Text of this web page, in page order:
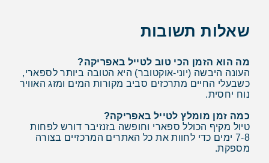
שאלות תשובות
מה הוא הזמן הכי טוב לטייל באפריקה?
העונה היבשה (יוני-אוקטובר) היא הטובה ביותר לספארי,
כשבעלי החיים מתרכזים סביב מקורות המים ומזג האוויר
נוח יחסית.
כמה זמן מומלץ לטייל באפריקה?
טיול מקיף הכולל ספארי וחופשה בזנזיבר דורש לפחות
7-8 ימים כדי לחוות את כל האתרים המרכזיים בצורה
מספקת.